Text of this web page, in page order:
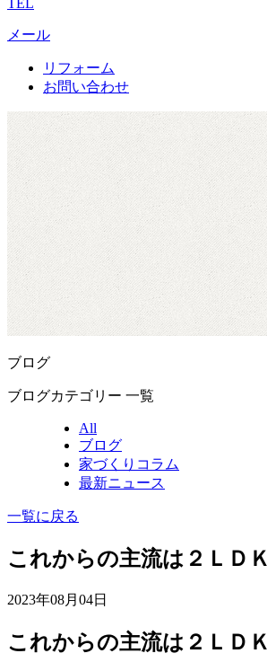
TEL
メール
リフォーム
お問い合わせ
ブログ
ブログカテゴリー 一覧
All
ブログ
家づくりコラム
最新ニュース
一覧に戻る
これからの主流は２ＬＤＫ
2023年08月04日
これからの主流は２ＬＤＫ